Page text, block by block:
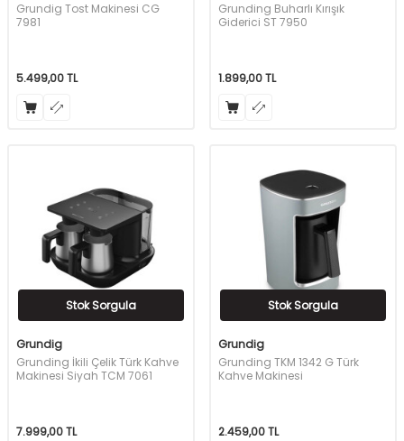
Grundig Tost Makinesi CG
7981
5.499,00TL
Grunding Buharlı Kırışık
Giderici ST 7950
1.899,00TL
Stok Sorgula
Grundig
Grunding İkili Çelik Türk Kahve
Makinesi Siyah TCM 7061
7.999,00TL
Stok Sorgula
Grundig
Grunding TKM 1342 G Türk
Kahve Makinesi
2.459,00TL